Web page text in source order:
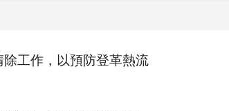
工作，以預防登革熱流